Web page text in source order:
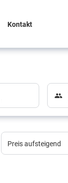
Kontakt
Preis aufsteigend